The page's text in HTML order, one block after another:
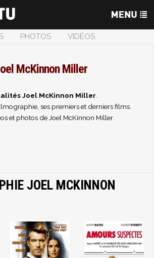
PHOTOS
VIDÉOS
McKinnon Miller
Joel McKinnon Miller
ses premiers et derniers films.
et photos de Joel McKinnon Miller.
JOEL MCKINNON